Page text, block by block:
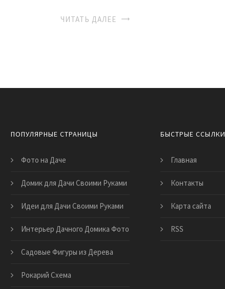
ЧИТАТЬ ДАЛЕЕ
ПОПУЛЯРНЫЕ СТРАНИЦЫ
Фото на Даче
Домик для Дачи Своими Руками
Идеи для Дачи Своими Руками
Интерьер Дачного Домика Фото
Садовые Фигуры из Дерева
Рокарий Схема
БЫСТРЫЕ ССЫЛКИ
Главная
Контакты
Карта сайта
RSS